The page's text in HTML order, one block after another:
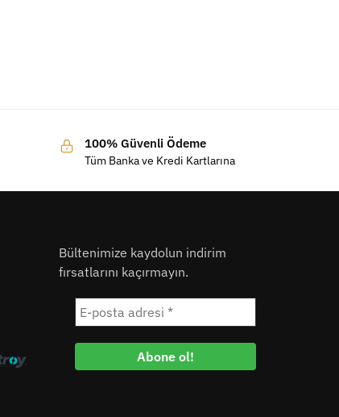
100% Güvenli Ödeme
Tüm Banka ve Kredi Kartlarına
Bültenimize kaydolun indirim
fırsatlarını kaçırmayın.